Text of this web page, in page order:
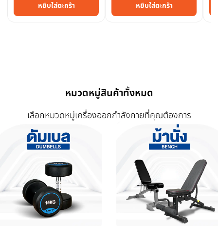
หยิบใส่ตะกร้า หยิบใส่ตะกร้า
หมวดหมู่สินค้าทั้งหมด
เลือกหมวดหมู่เครื่องออกกำลังกายที่คุณต้องการ